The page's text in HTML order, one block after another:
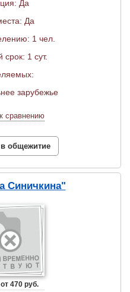
Да
Да
1 чел.
1 сут.
зарубежье
сравнению
общежитие
Синичкина"
470 руб.